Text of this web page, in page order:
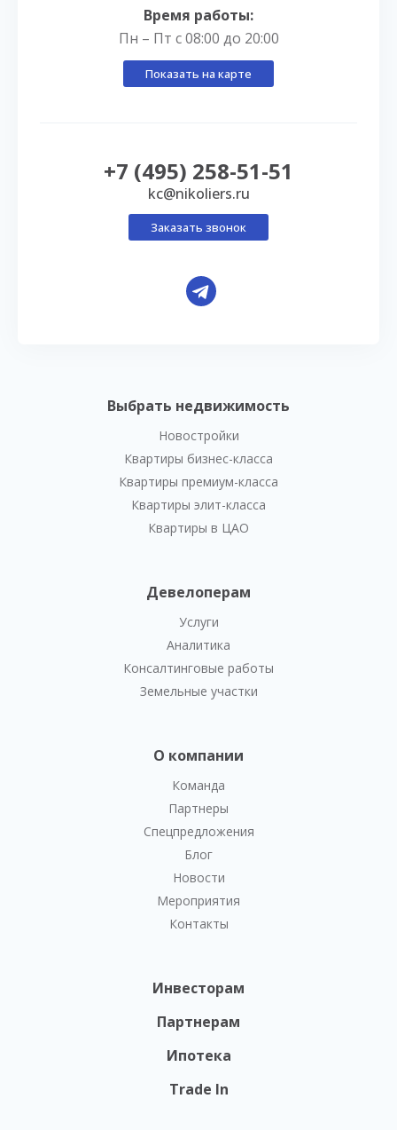
Выбрать недвижимость
Новостройки
Квартиры бизнес-класса
Квартиры премиум-класса
Квартиры элит-класса
Квартиры в ЦАО
Девелоперам
Услуги
Аналитика
Консалтинговые работы
Земельные участки
О компании
Команда
Партнеры
Спецпредложения
Блог
Новости
Мероприятия
Контакты
Инвесторам
Партнерам
Ипотека
Trade In
Время работы:
Пн – Пт с 08:00 до 20:00
Показать на карте
+7 (495) 258-51-51
kc@nikoliers.ru
Заказать звонок